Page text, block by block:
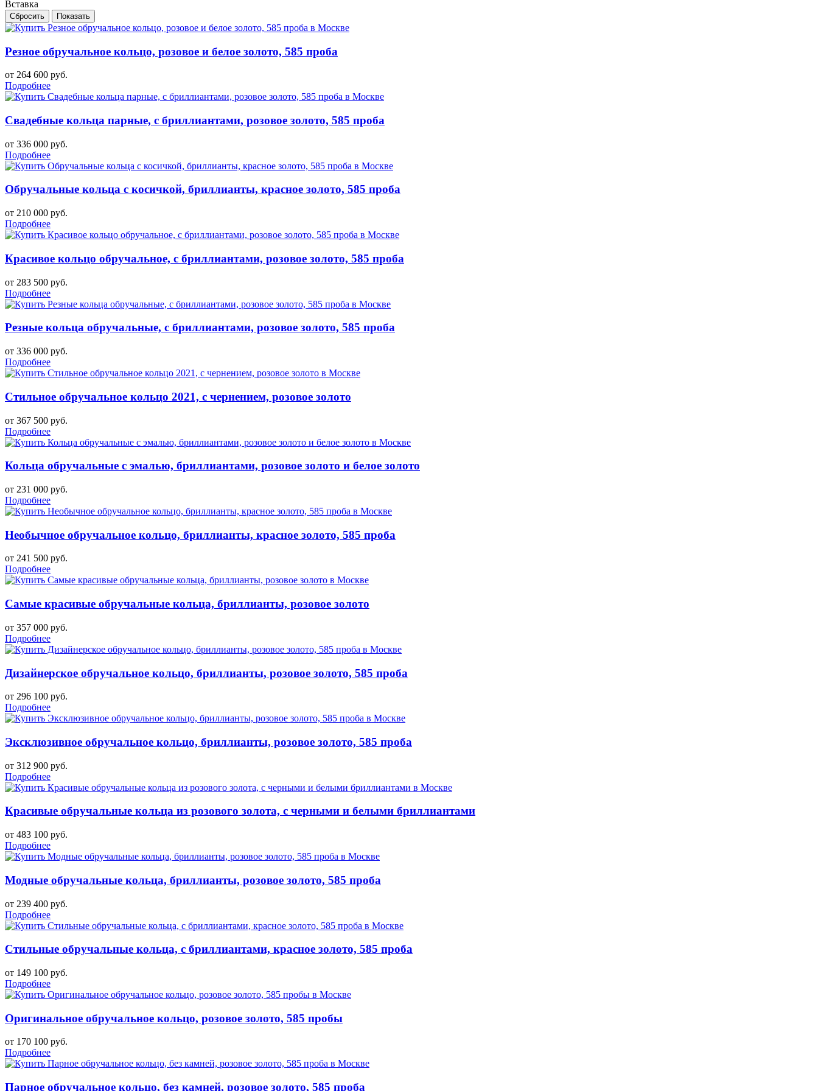
Вставка
Резное обручальное кольцо, розовое и белое золото, 585 проба
от 264 600 руб.
Подробнее
Свадебные кольца парные, с бриллиантами, розовое золото, 585 проба
от 336 000 руб.
Подробнее
Обручальные кольца с косичкой, бриллианты, красное золото, 585 проба
от 210 000 руб.
Подробнее
Красивое кольцо обручальное, с бриллиантами, розовое золото, 585 проба
от 283 500 руб.
Подробнее
Резные кольца обручальные, с бриллиантами, розовое золото, 585 проба
от 336 000 руб.
Подробнее
Стильное обручальное кольцо 2021, с чернением, розовое золото
от 367 500 руб.
Подробнее
Кольца обручальные с эмалью, бриллиантами, розовое золото и белое золото
от 231 000 руб.
Подробнее
Необычное обручальное кольцо, бриллианты, красное золото, 585 проба
от 241 500 руб.
Подробнее
Самые красивые обручальные кольца, бриллианты, розовое золото
от 357 000 руб.
Подробнее
Дизайнерское обручальное кольцо, бриллианты, розовое золото, 585 проба
от 296 100 руб.
Подробнее
Эксклюзивное обручальное кольцо, бриллианты, розовое золото, 585 проба
от 312 900 руб.
Подробнее
Красивые обручальные кольца из розового золота, с черными и белыми бриллиантами
от 483 100 руб.
Подробнее
Модные обручальные кольца, бриллианты, розовое золото, 585 проба
от 239 400 руб.
Подробнее
Стильные обручальные кольца, с бриллиантами, красное золото, 585 проба
от 149 100 руб.
Подробнее
Оригинальное обручальное кольцо, розовое золото, 585 пробы
от 170 100 руб.
Подробнее
Парное обручальное кольцо, без камней, розовое золото, 585 проба